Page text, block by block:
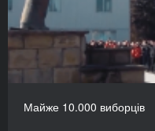
Майже 10.000 виборців